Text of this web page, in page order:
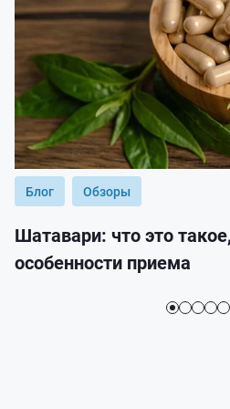
Блог Обзоры
Шатавари: что это
особенности приема